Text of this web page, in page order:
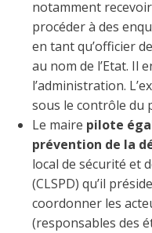
notamment
procéder à des
en tant qu’officier
au nom de l’Etat. Il
l’administration.
sous le contrôle du
Le maire pilote
prévention de la
local de sécurité et
(CLSPD) qu’il
coordonner les
(responsables des